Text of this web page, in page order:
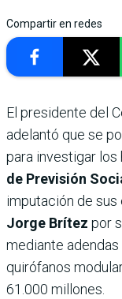
Compartir en redes
El presidente del
adelantó que se
para investigar los
de Previsión
imputación de sus
Jorge Brítez por
mediante
quirófanos
61.000 millones.